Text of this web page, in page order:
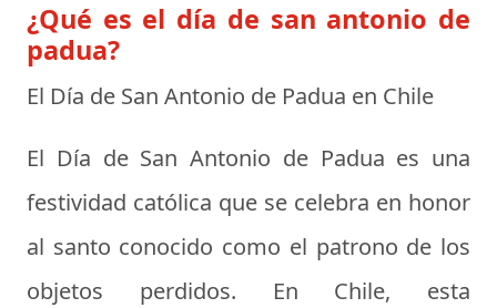
¿Qué es el día de san antonio de
padua?
El Día de San Antonio de Padua en Chile
El Día de San Antonio de Padua es una
festividad católica que se celebra en honor
al santo conocido como el patrono de los
objetos perdidos. En Chile, esta